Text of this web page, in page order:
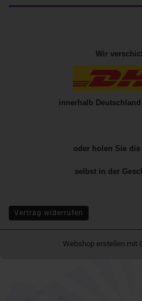
Wir
innerhalb
oder holen Sie die
selbst in der
Vertrag widerrufen
Webshop erstellen mit